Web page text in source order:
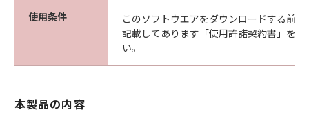
(2) キヤノン、キヤノンの子会社、キヤノン
の関連会社、それらの販売代理店または販
売店ならびにキヤノンのライセンサーは、
お客様が「許諾ソフトウェア」の使用した
一切の責任を明確に否認します。お客様
使用条件
このソフトウエアをダウンロードする前
記載してあります「使用許諾契約書」を
い。
本製品の内容